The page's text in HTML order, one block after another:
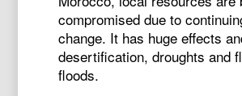
compromised due to
change. It has huge effects
desertification, droughts and
floods.